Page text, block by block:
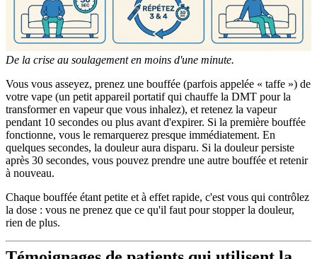
De la crise au soulagement en moins d'une minute.
Vous vous asseyez, prenez une bouffée (parfois appelée « taffe ») de
votre vape (un petit appareil portatif qui chauffe la DMT pour la
transformer en vapeur que vous inhalez), et retenez la vapeur
pendant 10 secondes ou plus avant d'expirer. Si la première bouffée
fonctionne, vous le remarquerez presque immédiatement. En
quelques secondes, la douleur aura disparu. Si la douleur persiste
après 30 secondes, vous pouvez prendre une autre bouffée et retenir
à nouveau.
Chaque bouffée étant petite et à effet rapide, c'est vous qui contrôlez
la dose : vous ne prenez que ce qu'il faut pour stopper la douleur,
rien de plus.